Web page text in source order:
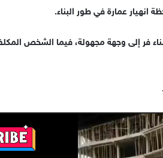
انهيار عمارة في طور البناء.
فر إلى وجهة مجهولة، فيما الشخص